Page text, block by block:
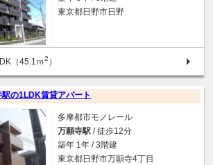
東京都日野市日野
（45.1ｍ2 ）
駅の1LDK賃貸アパート
多摩都市モノレール
万願寺駅 / 徒歩12分
築年 1年 / 3階建
東京都日野市万願寺4丁目